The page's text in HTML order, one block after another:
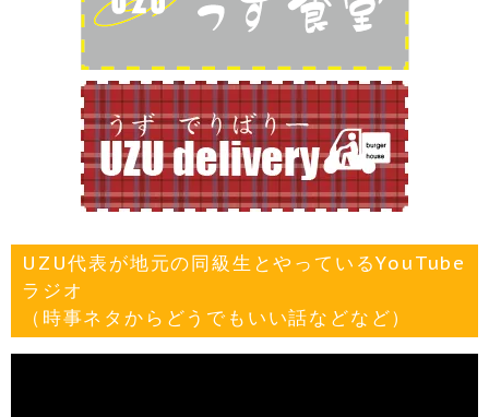
UZU代表が地元の同級生とやっているYouTube
ラジオ
（時事ネタからどうでもいい話などなど）